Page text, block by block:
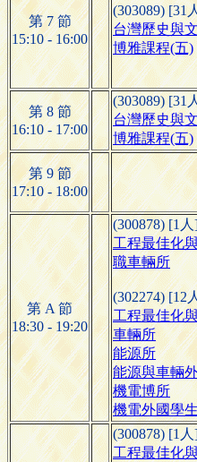
第 7 節
15:10 - 16:00
(303089) [31
台灣歷史與
博雅課程(五)
第 8 節
16:10 - 17:00
(303089) [31
台灣歷史與
博雅課程(五)
第 9 節
17:10 - 18:00
第 A 節
18:30 - 19:20
(300878) [1
工程最佳化
職車輛所
(302274) [12
工程最佳化
車輛所
能源所
能源與車輛
機電博所
機電外國學
(300878) [1
工程最佳化